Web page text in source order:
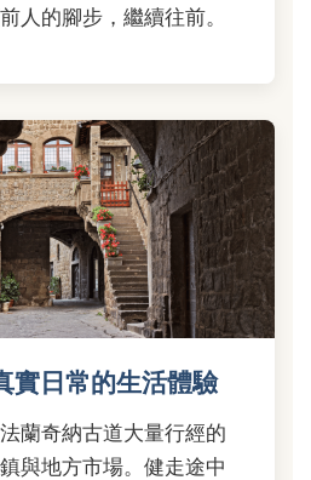
人的腳步，繼續往前。
實日常的生活體驗
蘭奇納古道大量行經的
與地方市場。健走途中